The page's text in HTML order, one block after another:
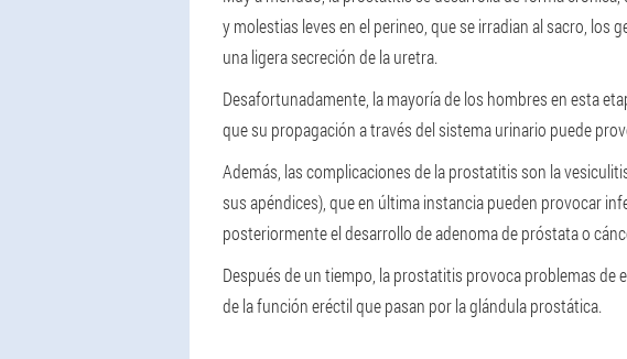
y molestias leves en el perineo, que se irradian al sacro, los
una ligera secreción de la uretra.
Desafortunadamente, la mayoría de los hombres en esta
que su propagación a través del sistema urinario puede
Además, las complicaciones de la prostatitis son la
sus apéndices), que en última instancia pueden provocar
posteriormente el desarrollo de adenoma de próstata o
Después de un tiempo, la prostatitis provoca problemas de
de la función eréctil que pasan por la glándula prostática.